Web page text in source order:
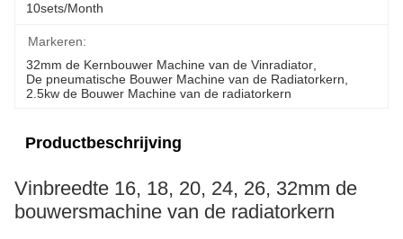
10sets/month
Markeren:
32mm de Kernbouwer Machine van de Vinradiator
De pneumatische Bouwer Machine van de Radiatorkern
2.5kw de Bouwer Machine van de radiatorkern
Productbeschrijving
Vinbreedte 16, 18, 20, 24, 26, 32mm de
bouwersmachine van de radiatorkern